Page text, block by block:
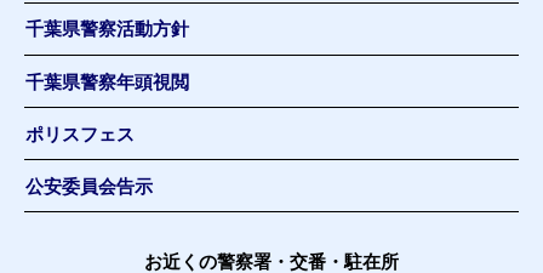
千葉県警察活動方針
千葉県警察年頭視閲
ポリスフェス
公安委員会告示
お近くの警察署・交番・駐在所